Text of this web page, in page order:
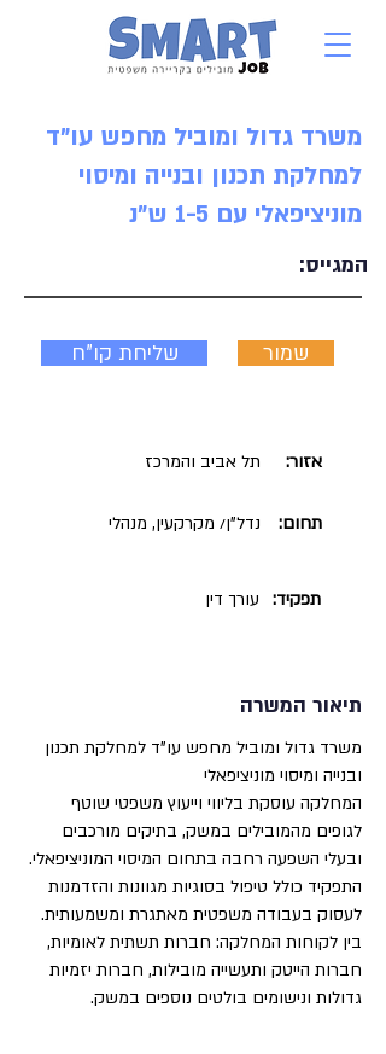
משרד גדול ומוביל מחפש עו"ד
למחלקת תכנון ובנייה ומיסוי
מוניציפאלי עם 1-5 ש"נ
המגייס:
שליחת קו"ח שמור
תל אביב והמרכז אזור:
נדל"ן/ מקרקעין, מנהלי תחום:
עורך דין תפקיד:
תיאור המשרה
משרד גדול ומוביל מחפש עו"ד למחלקת תכנון
ובנייה ומיסוי מוניציפאלי
המחלקה עוסקת בליווי וייעוץ משפטי שוטף
לגופים מהמובילים במשק, בתיקים מורכבים
ובעלי השפעה רחבה בתחום המיסוי המוניציפאלי.
התפקיד כולל טיפול בסוגיות מגוונות והזדמנות
לעסוק בעבודה משפטית מאתגרת ומשמעותית.
בין לקוחות המחלקה: חברות תשתית לאומיות,
חברות הייטק ותעשייה מובילות, חברות יזמיות
גדולות ונישומים בולטים נוספים במשק.